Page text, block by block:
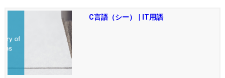
C言語（シー） | IT用語